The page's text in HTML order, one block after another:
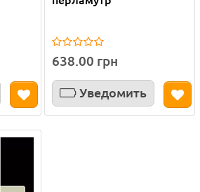
638.00 грн
Уведомить